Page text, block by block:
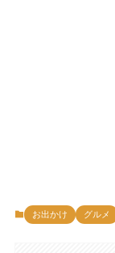
お出かけ グルメ